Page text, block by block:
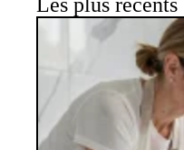
Les plus récents